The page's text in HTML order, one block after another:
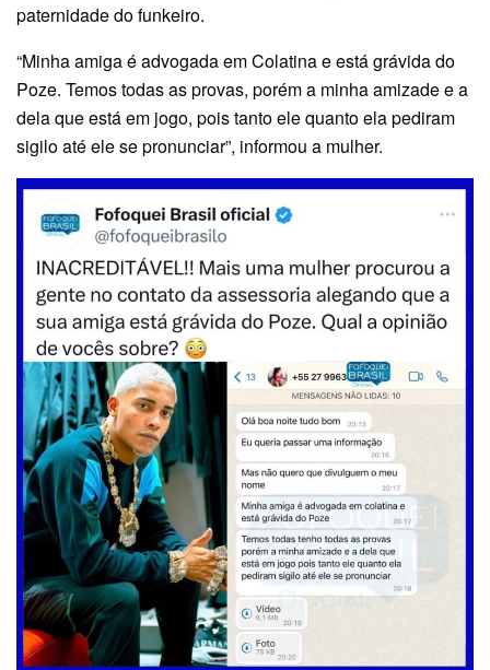
paternidade do funkeiro.
“Minha amiga é advogada em Colatina e está grávida do
Poze. Temos todas as provas, porém a minha amizade e a
dela que está em jogo, pois tanto ele quanto ela pediram
sigilo até ele se pronunciar”, informou a mulher.